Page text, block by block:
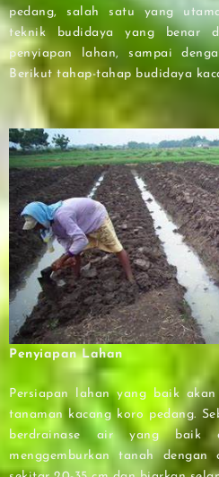
pedang, salah satu yang
teknik budidaya yang benar
penyiapan lahan, sampai
Berikut tahap-tahap budidaya
Penyiapan Lahan
Persiapan lahan yang baik
tanaman kacang koro pedang.
berdrainase air yang baik
menggemburkan tanah dengan